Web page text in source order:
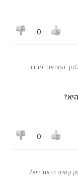
0
המתאם ומחבר
0
קשיח הזאת היא?